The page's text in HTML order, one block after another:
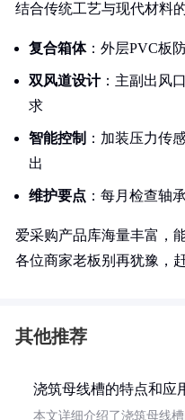
结合传统工艺与现代材料
复合箱体：外层PVC板
双风道设计：主副出风
求
智能控制 ：加装压力传
出
维护要点 ：每月检查轴
爱采购产品库海量丰富，
各位商家老板别再犹豫，
其他推荐
浇筑母线槽的特点和应
本文详细介绍了浇筑母线